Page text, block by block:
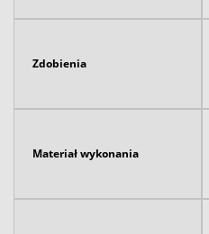
Zdobienia
Materiał wykonania